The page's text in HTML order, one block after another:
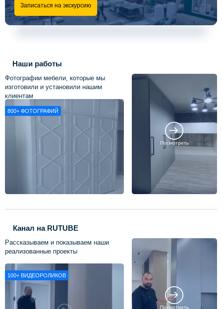
Записаться на экскурсию
Наши работы
Фотографии мебели, которые мы
изготовили и установили нашим
клиентам
800+ ФОТОГРАФИЙ
Посмотреть
Канал на RUTUBE
Рассказываем и показываем наши
реализованные проекты
100+ ВИДЕОРОЛИКОВ
Посмотреть